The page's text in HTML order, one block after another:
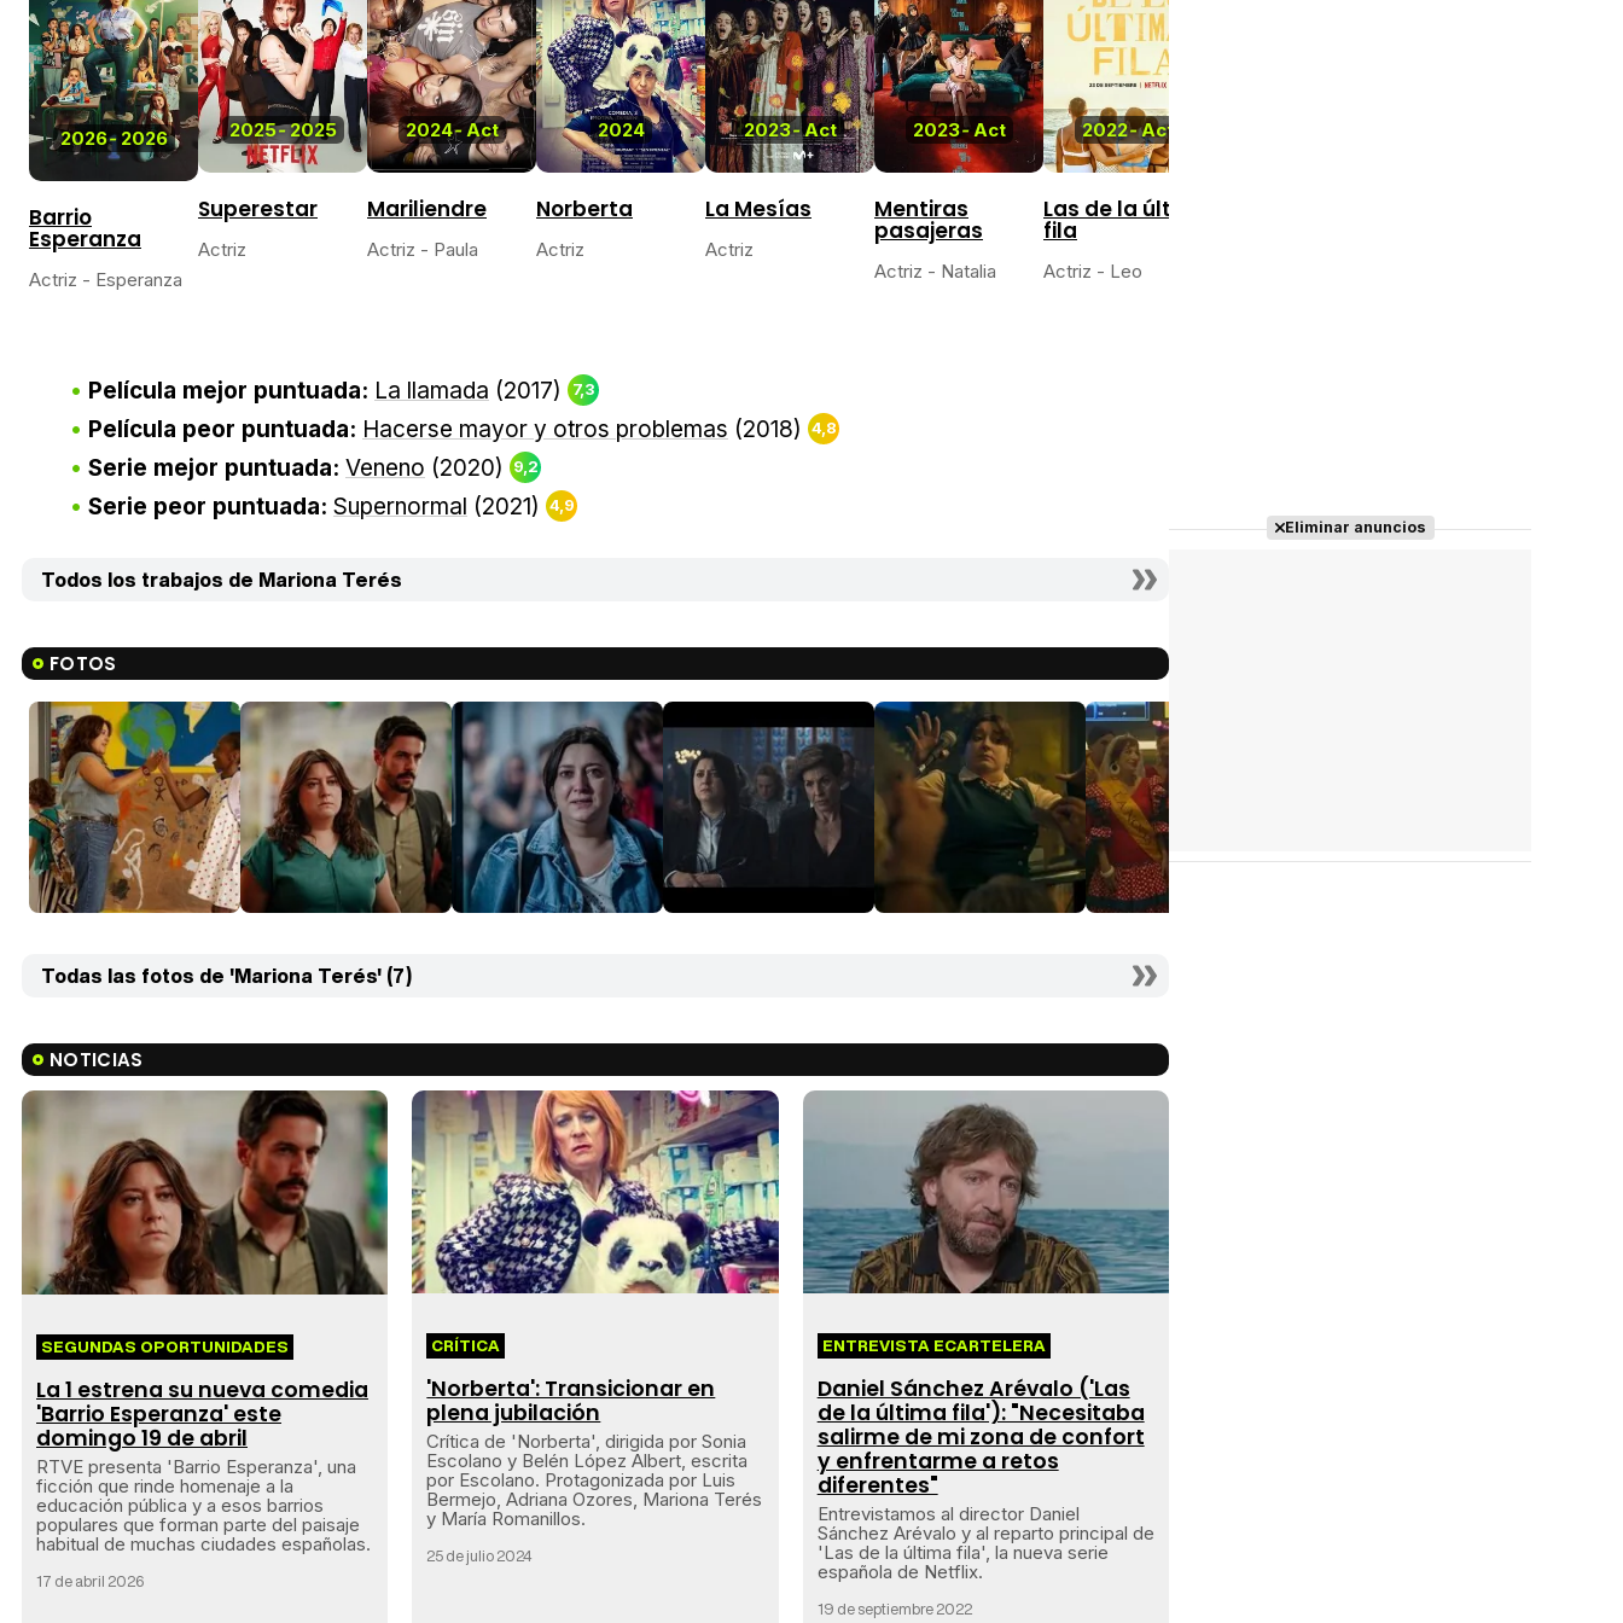
2026-2026
Barrio
Esperanza
Actriz - Esperanza
2025-2025
Superestar
Actriz
2024-Act
Mariliendre
Actriz - Paula
2024
Norberta
Actriz
2023-Act
La Mesías
Actriz
2023-Act
Mentiras
pasajeras
Actriz - Natalia
2022-Act
Las de la última
fila
Actriz - Leo
Película mejor puntuada: La llamada (2017) 7,3
Película peor puntuada: Hacerse mayor y otros problemas (2018) 4,8
Serie mejor puntuada: Veneno (2020) 9,2
Serie peor puntuada: Supernormal (2021) 4,9
Todos los trabajos de Mariona Terés
FOTOS
Todas las fotos de 'Mariona Terés' (7)
NOTICIAS
SEGUNDAS OPORTUNIDADES
La 1 estrena su nueva comedia
'Barrio Esperanza' este
domingo 19 de abril
RTVE presenta 'Barrio Esperanza', una
ficción que rinde homenaje a la
educación pública y a esos barrios
populares que forman parte del paisaje
habitual de muchas ciudades españolas.
17 de abril 2026
CRÍTICA
'Norberta': Transicionar en
plena jubilación
Crítica de 'Norberta', dirigida por Sonia
Escolano y Belén López Albert, escrita
por Escolano. Protagonizada por Luis
Bermejo, Adriana Ozores, Mariona Terés
y María Romanillos.
25 de julio 2024
ENTREVISTA ECARTELERA
Daniel Sánchez Arévalo ('Las
de la última fila'): "Necesitaba
salirme de mi zona de confort
y enfrentarme a retos
diferentes"
Entrevistamos al director Daniel
Sánchez Arévalo y al reparto principal de
'Las de la última fila', la nueva serie
española de Netflix.
19 de septiembre 2022
Eliminar anuncios